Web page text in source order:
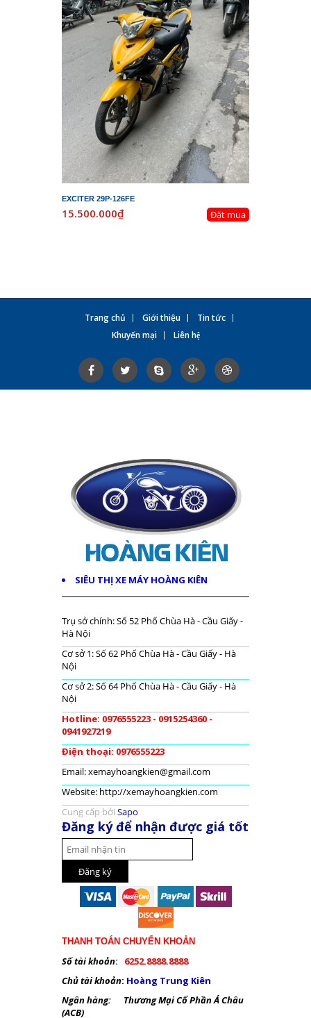
EXCITER 29P-126FE
15.500.000₫ Đặt mua
Trang chủ Giới thiệu
Tin tức
Khuyến mại
Liên hệ
SIÊU THỊ XE MÁY HOÀNG KIÊN
Trụ sở chính: Số 52 Phố Chùa Hà - Cầu Giấy -
Hà Nội
Cơ sở 1: Số 62 Phố Chùa Hà - Cầu Giấy - Hà
Nội
Cơ sở 2: Số 64 Phố Chùa Hà - Cầu Giấy - Hà
Nội
Hotline: 0976555223 - 0915254360 -
0941927219
Điện thoại: 0976555223
Email: xemayhoangkien@gmail.com
Website: http://xemayhoangkien.com
Cung cấp bởi Sapo
Đăng ký để nhận được giá tốt
THANH TOÁN CHUYỂN KHOẢN
Số tài khoản:
6252.8888.8888
Chủ tài khoản: Hoàng Trung Kiên
Ngân hàng: Thương Mại Cổ Phần Á Châu
(ACB)